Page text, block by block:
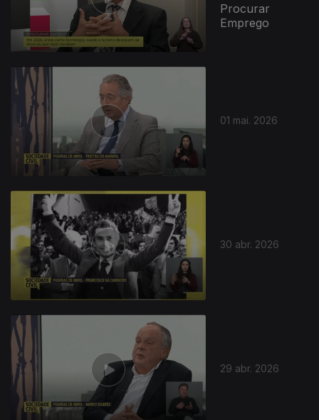
Procurar
Emprego
01 mai. 2026
30 abr. 2026
29 abr. 2026